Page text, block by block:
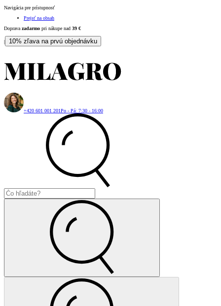
Navigácia pre prístupnosť
Prejsť na obsah
Doprava zadarmo pri nákupe nad 39 €
| 10% zľava na prvú objednávku
+420 601 001 201Po - Pá: 7:30 - 16:00